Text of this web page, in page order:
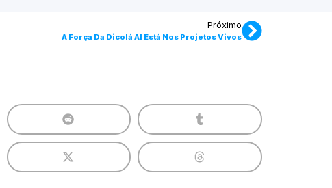
Próximo
A Força Da Dicolá AI Está Nos Projetos Vivos